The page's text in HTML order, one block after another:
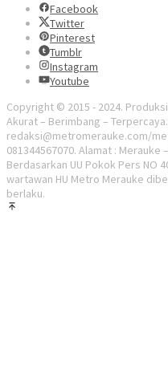
Facebook
Twitter
Pinterest
Tumblr
Instagram
Youtube
Copyright © 2015 - 2024.
Akurat – Berimbang – Terpercaya.
redaksi@metromerauke.com/
081344567070. Alamat : Merauke
Berdasarkan UU Pokok Pers NO
wartawan HU Metro Merauke
berlaku.